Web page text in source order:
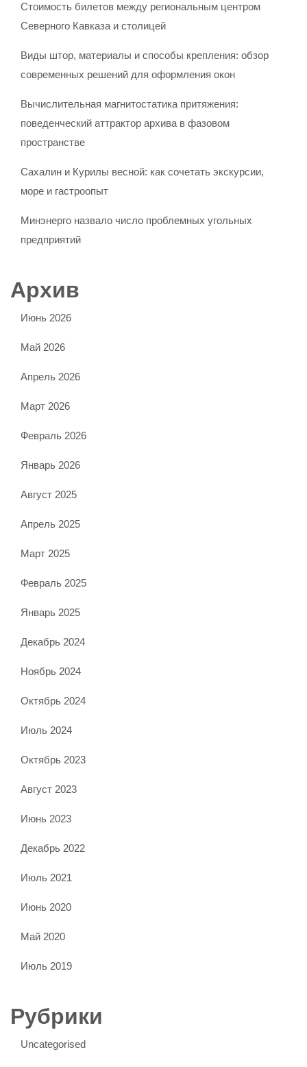
Стоимость билетов между региональным центром
Северного Кавказа и столицей
Виды штор, материалы и способы крепления: обзор
современных решений для оформления окон
Вычислительная магнитостатика притяжения:
поведенческий аттрактор архива в фазовом
пространстве
Сахалин и Курилы весной: как сочетать экскурсии,
море и гастроопыт
Минэнерго назвало число проблемных угольных
предприятий
Архив
Июнь 2026
Май 2026
Апрель 2026
Март 2026
Февраль 2026
Январь 2026
Август 2025
Апрель 2025
Март 2025
Февраль 2025
Январь 2025
Декабрь 2024
Ноябрь 2024
Октябрь 2024
Июль 2024
Октябрь 2023
Август 2023
Июнь 2023
Декабрь 2022
Июль 2021
Июнь 2020
Май 2020
Июль 2019
Рубрики
Uncategorised